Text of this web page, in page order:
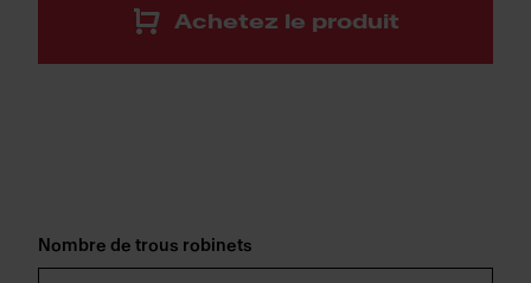
Achetez le produit
Nombre de trous robinets